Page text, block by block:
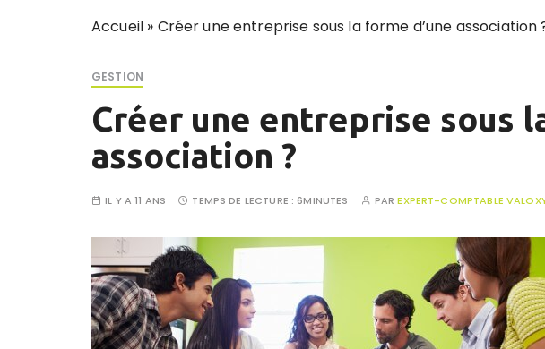
Accueil » Créer une entreprise sous la forme d’une association
GESTION
Créer une entreprise sous
association ?
IL Y A 11 ANS TEMPS DE LECTURE :6MINUTES PAREXPERT-COMPTABLE